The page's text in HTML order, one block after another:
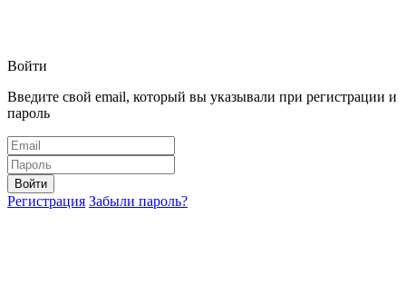
Войти
Введите свой email, который вы указывали при регистрации и
пароль
Войти
Регистрация Забыли пароль?